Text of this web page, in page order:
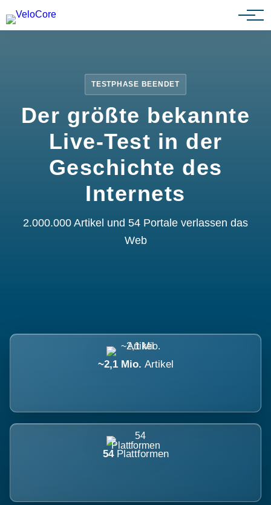
Partnerprogramm
TESTPHASE BEENDET
Der größte bekannte
Live-Test in der
Geschichte des
Internets
2.000.000 Artikel und 54 Portale verlassen das
Web
~2,1 Mio. Artikel
54 Plattformen